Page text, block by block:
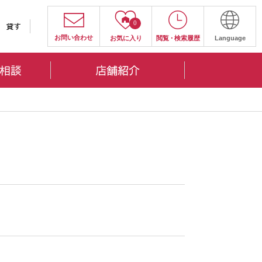
貸す
お問い合わせ
0
お気に入り 閲覧・ 検索履歴 Language
談 店舗紹介